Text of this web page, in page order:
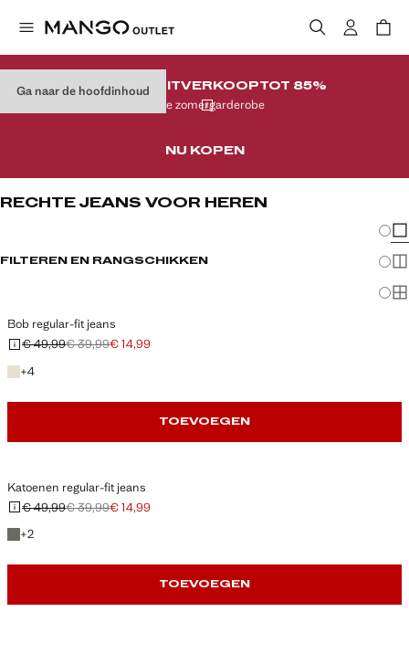
Ga naar de hoofdinhoudLAATSTE UITVERKOOPTOT 85%
Op je zomergarderobe
NU KOPEN
RECHTE JEANS VOOR HEREN
FILTEREN EN RANGSCHIKKEN
Bob regular-fit jeans
Oorspronkelijke prijs doorgehaald [€ 49,99 ]
€ 49,99
Tweede prijs doorgehaald [€ 39,99 ]
€ 39,99
Huidige prijs [€ 14,99 ]€ 14,99
+4
+ 4 kleuren
TOEVOEGEN
Katoenen regular-fit jeans
Oorspronkelijke prijs doorgehaald [€ 49,99 ]
€ 49,99
Tweede prijs doorgehaald [€ 39,99 ]
€ 39,99
Huidige prijs [€ 14,99 ]€ 14,99
+2
+ 2 kleuren
TOEVOEGEN